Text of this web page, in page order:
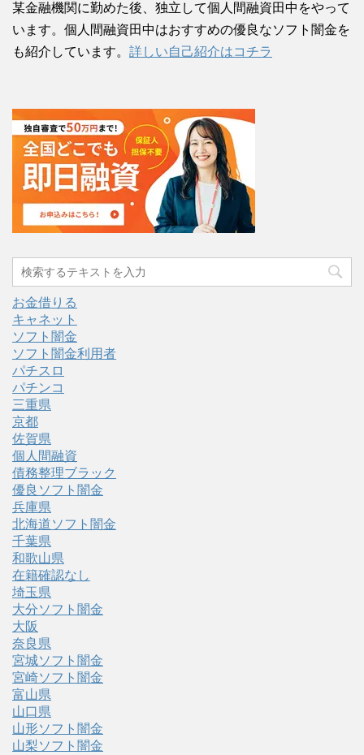
某金融機関に勤めた後、独立して個人間融資田中をやって
います。個人間融資田中はおすすめの優良なソフト闇金を
も紹介しています。 詳しい自己紹介はコチラ
お金借りる
キャネット
ソフト闇金
ソフト闇金利用者
パチスロ
パチンコ
三重県
京都
佐賀県
個人間融資
債務整理ブラック
優良ソフト闇金
兵庫県
北海道ソフト闇金
千葉県
和歌山県
在籍確認なし
埼玉県
大分ソフト闇金
大阪
奈良県
宮城ソフト闇金
宮崎ソフト闇金
富山県
山口県
山形ソフト闇金
山梨ソフト闇金